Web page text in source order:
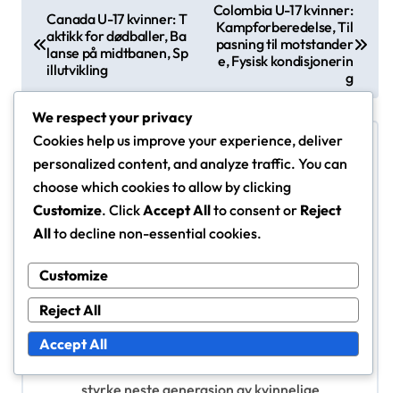
t
n
a
v
g
a
t
o
n
Canada U-17 kvinner: T
aktikk for dødballer, Ba
lanse på midtbanen, Sp
illutvikling
Colombia U-17 kvinner:
Kampforberedelse, Til
pasning til motstander
e, Fysisk kondisjonerin
g
ByLila Carter
med fokus på kvinnefotball. Med bakgrunn innen
sportsjournalistikk og en dyp kjærlighet for spillet,
gir hun innsiktsfull kommentar og analyse av FIFA
U-17 Verdensmesterskapet for kvinner 2024. Lila
We respect your privacy
Cookies help us improve your experience, deliver
personalized content, and analyze traffic. You can
choose which cookies to allow by clicking
Customize. ClickAccept Allto consent or Reject
Allto decline non-essential cookies.
Customize
Reject All
Accept All